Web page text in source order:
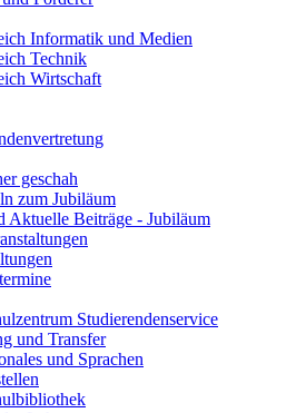
Informatik und Medien
Technik
Wirtschaft
geschah
zum Jubiläum
Aktuelle Beiträge - Jubiläum
Studierendenservice
und Transfer
und Sprachen